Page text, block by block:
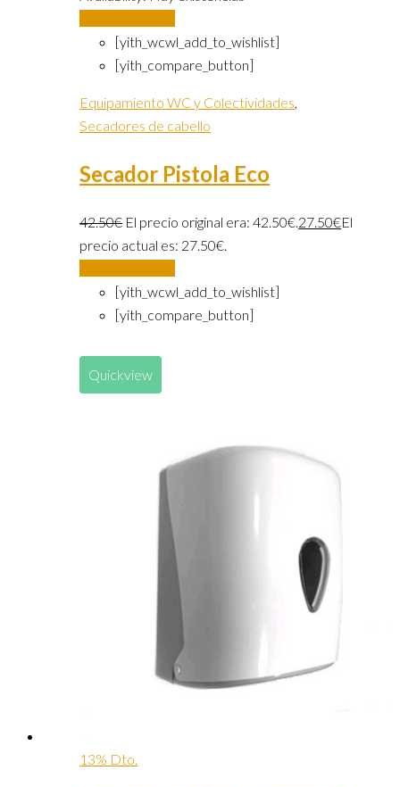
[yith_wcwl_add_to_wishlist]
[yith_compare_button]
Equipamiento WC y Colectividades,
Secadores de cabello
Secador Pistola Eco
42.50€ El precio original era: 42.50€.27.50€El
precio actual es: 27.50€.
[yith_wcwl_add_to_wishlist]
[yith_compare_button]
Quickview
13% Dto.